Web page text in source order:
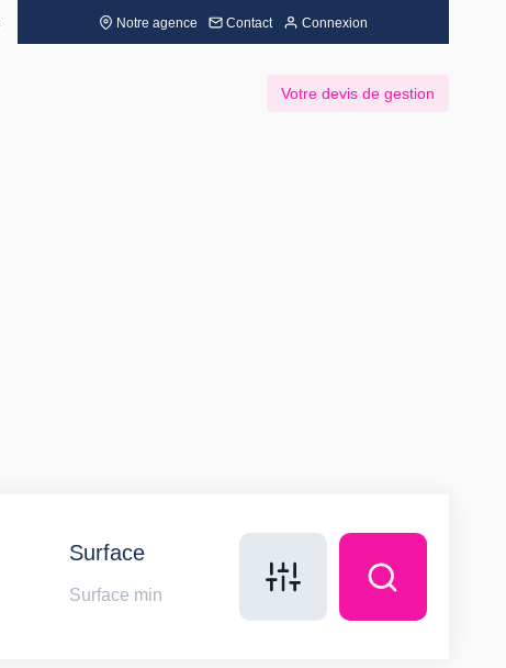
Notre agence Contact Connexion
Votre devis de gestion
Surface